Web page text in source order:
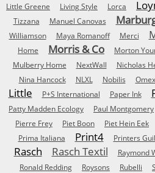
Little Greene
Living Style Lorca
Tizzana
Manuel Canovas
Williamson
Maya Romanoff Merci
Home
Morris & Co Morton
Mulberry Home
NextWall Nicholas
Nina Hancock NLXL Nobilis
Little
P+S International Paper Ink
Patty Madden Ecology
Paul Montgomery
Pierre Frey
Piet Boon Piet Hein Eek
Prima Italiana
Print4 Printers
Rasch Rasch Textil Raymond
Ronald Redding
Roysons Rubelli